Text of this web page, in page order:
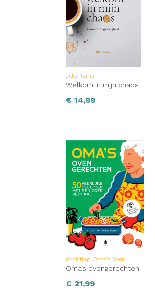
Jilke Tanis
Welkom in mijn chaos
€ 14,99
Stichting Oma's Soep
Oma’s ovengerechten
€ 21,99